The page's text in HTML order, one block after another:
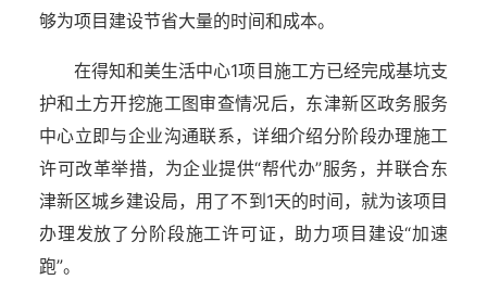
够为项目建设节省大量的时间和成本。
在得知和美生活中心1项目施工方已经完成基坑支
护和土方开挖施工图审查情况后，东津新区政务服务
中心立即与企业沟通联系，详细介绍分阶段办理施工
许可改革举措，为企业提供“帮代办”服务，并联合东
津新区城乡建设局，用了不到1天的时间，就为该项目
办理发放了分阶段施工许可证，助力项目建设“加速
跑”。